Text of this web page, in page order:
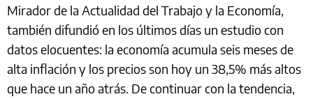
Mirador de la Actualidad del Trabajo y la Economía,
también difundió en los últimos días un estudio con
datos elocuentes: la economía acumula seis meses de
alta inflación y los precios son hoy un 38,5% más altos
que hace un año atrás. De continuar con la tendencia,